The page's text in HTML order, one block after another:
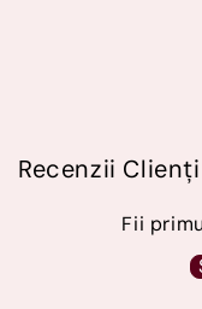
Recenzii Clienți
Fii